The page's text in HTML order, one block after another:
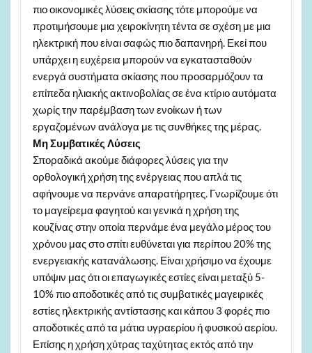
πιο οικονομικές λύσεις σκίασης τότε μπορούμε να
προτιμήσουμε μια χειροκίνητη τέντα σε σχέση με μια
ηλεκτρική που είναι σαφώς πιο δαπανηρή. Εκεί που
υπάρχει η ευχέρεια μπορούν να εγκατασταθούν
ενεργά συστήματα σκίασης που προσαρμόζουν τα
επίπεδα ηλιακής ακτινοβολίας σε ένα κτίριο αυτόματα
χωρίς την παρέμβαση των ενοίκων ή των
εργαζομένων ανάλογα με τις συνθήκες της μέρας.
Μη Συμβατικές Λύσεις
Σποραδικά ακούμε διάφορες λύσεις για την
ορθολογική χρήση της ενέργειας που απλά τις
αφήνουμε να περνάνε απαρατήρητες. Γνωρίζουμε ότι
το μαγείρεμα φαγητού και γενικά η χρήση της
κουζίνας στην οποία περνάμε ένα μεγάλο μέρος του
χρόνου μας στο σπίτι ευθύνεται για περίπου 20% της
ενεργειακής κατανάλωσης. Είναι χρήσιμο να έχουμε
υπόψιν μας ότι οι επαγωγικές εστίες είναι μεταξύ 5-
10% πιο αποδοτικές από τις συμβατικές μαγειρικές
εστίες ηλεκτρικής αντίστασης και κάπου 3 φορές πιο
αποδοτικές από τα μάτια υγραερίου ή φυσικού αερίου.
Επίσης η χρήση χύτρας ταχύτητας εκτός από την